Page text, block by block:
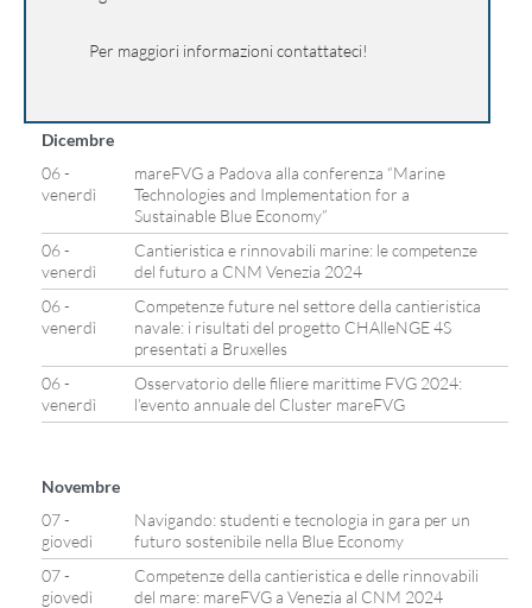
Per maggiori informazionicontattateci!
Dicembre
06 -
venerdì
mareFVG a Padova alla conferenza “Marine
Technologies and Implementation for a
Sustainable Blue Economy”
06 -
venerdì
Cantieristica e rinnovabili marine: le competenze
del futuro a CNM Venezia 2024
06 -
venerdì
Competenze future nel settore della cantieristica
navale: i risultati del progetto CHAlleNGE 4S
presentati a Bruxelles
06 -
venerdì
Osservatorio delle filiere marittime FVG 2024:
l’evento annuale del Cluster mareFVG
Novembre
07 -
giovedì
Navigando: studenti e tecnologia in gara per un
futuro sostenibile nella Blue Economy
07 -
giovedì
Competenze della cantieristica e delle rinnovabili
del mare: mareFVG a Venezia al CNM 2024